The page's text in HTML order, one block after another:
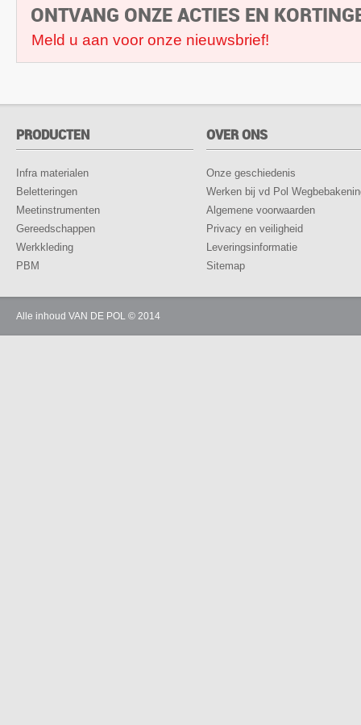
ONTVANG ONZE ACTIES EN
Meld u aan voor onze nieuwsbrief!
PRODUCTEN
Infra materialen
Beletteringen
Meetinstrumenten
Gereedschappen
Werkkleding
PBM
OVER ONS
Onze geschiedenis
Werken bij vd Pol
Algemene voorwaarden
Privacy en veiligheid
Leveringsinformatie
Sitemap
Alle inhoud VAN DE POL © 2014